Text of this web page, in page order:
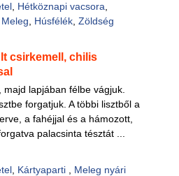
, Hétköznapi vacsora
Meleg Húsfélék, Zöldség
csirkemell, chilis
lapjában félbe vágjuk.
forgatjuk. A többi lisztből a
a fahéjjal és a hámozott,
palacsinta tésztát ...
, Kártyaparti
Meleg nyári